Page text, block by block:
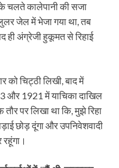
के चलते कालेपानी की सजा
जेल में भेजा गया था, तब
ही अंग्रेजी हुकूमत से रिहाई
चिट्ठी लिखी, बाद में
और 1921 में याचिका दाखिल
पर लिखा था कि, मुझे रिहा
छोड़ दूंगा और उपनिवेशवादी